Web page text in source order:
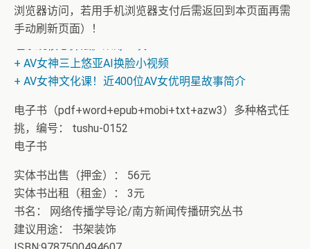
浏览器访问，若用手机浏览器支付后需返回到本页面再需
手动刷新页面）！
如何运行》
+ 恭喜IP为180.201.1.217的网友为电子书籍《动力电池管
+ AV女神三上悠亚AI换脸小视频
+ AV女神文化课！近400位AV女优明星故事简介
电子书（pdf+word+epub+mobi+txt+azw3）多种格式任
挑，编号： tushu-0152
电子书
实体书出售（押金）： 56元
实体书出租（租金）： 3元
书名： 网络传播学导论/南方新闻传播研究丛书
建议用途： 书架装饰